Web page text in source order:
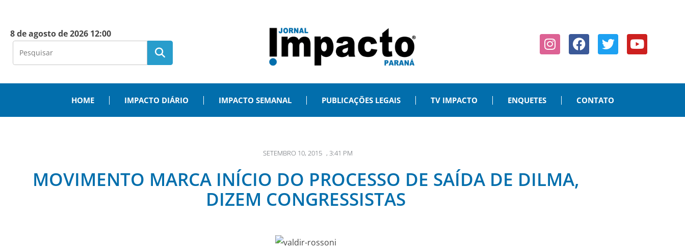
8 de agosto de 2026 12:00
HOME IMPACTO DIÁRIO IMPACTO SEMANAL PUBLICAÇÕES LEGAIS TV IMPACTO ENQUETES CONTATO
SETEMBRO 10, 2015 , 3:41 PM
MOVIMENTO MARCA INÍCIO DO PROCESSO DE SAÍDA DE DILMA,
DIZEM CONGRESSISTAS